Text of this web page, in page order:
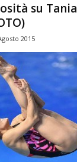
su Tania
2015